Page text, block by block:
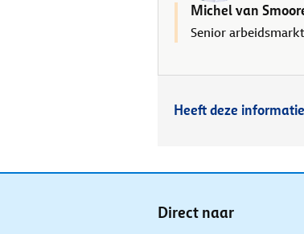
Michel van
Senior
Heeft deze
Direct naar